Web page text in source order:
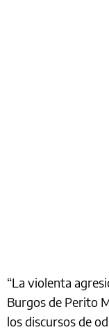
“La violenta
Burgos de Perito
los discursos de